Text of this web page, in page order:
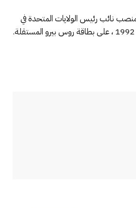
نائب رئيس الولايات المتحدة في